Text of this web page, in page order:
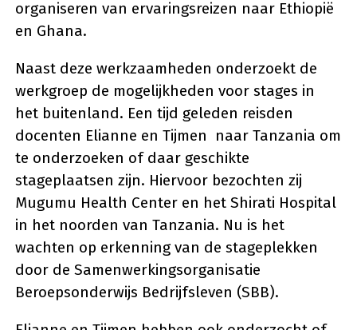
organiseren van ervaringsreizen naar Ethiopië
en Ghana.
Naast deze werkzaamheden onderzoekt de
werkgroep de mogelijkheden voor stages in
het buitenland. Een tijd geleden reisden
docenten Elianne en Tijmen naar Tanzania om
te onderzoeken of daar geschikte
stageplaatsen zijn. Hiervoor bezochten zij
Mugumu Health Center en het Shirati Hospital
in het noorden van Tanzania. Nu is het
wachten op erkenning van de stageplekken
door de Samenwerkingsorganisatie
Beroepsonderwijs Bedrijfsleven (SBB).